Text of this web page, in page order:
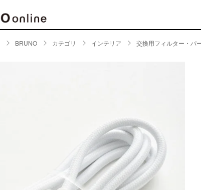
ロ
パスワードをお
新規
キッチンツール
キッチンファブリック
ピクニックアイテム
ランチボックス・弁当箱
ランチバッグ・クーラートート
BRUNO カテゴリ インテリア 交換用フィルター・パ